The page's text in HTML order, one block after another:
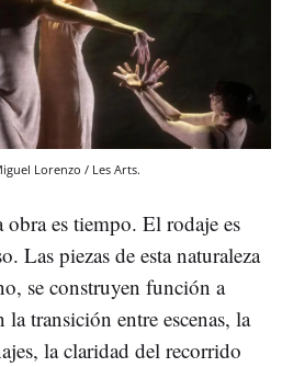
Lorenzo / Les Arts.
es tiempo. El rodaje es
Las piezas de esta naturaleza
se construyen función a
transición entre escenas, la
la claridad del recorrido